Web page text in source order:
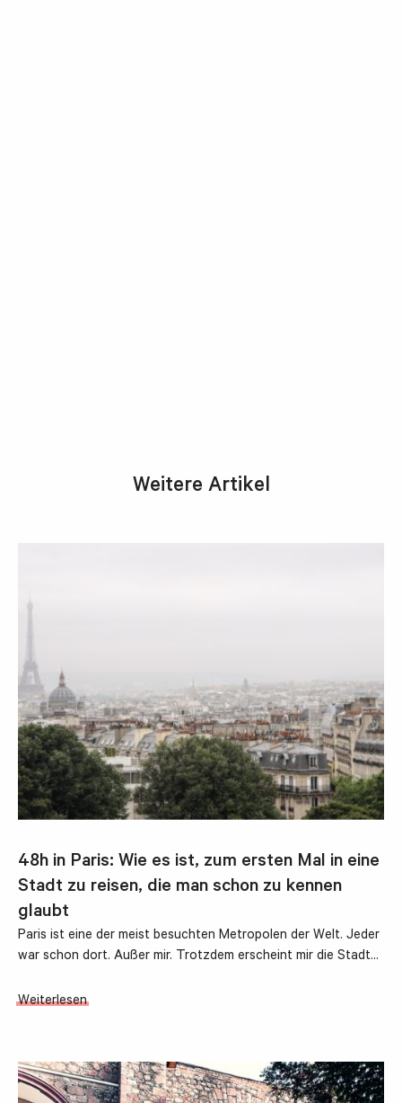
Weitere Artikel
48h in Paris: Wie es ist, zum ersten Mal in eine
Stadt zu reisen, die man schon zu kennen
glaubt
Paris ist eine der meist besuchten Metropolen der Welt. Jeder
war schon dort. Außer mir. Trotzdem erscheint mir die Stadt…
Weiterlesen